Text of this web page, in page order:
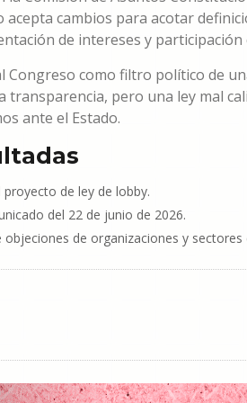
cambios para acotar
de intereses y participación
Congreso como filtro político de
transparencia, pero una ley mal
ante el Estado.
de ley de lobby.
del 22 de junio de 2026.
de organizaciones y sectores